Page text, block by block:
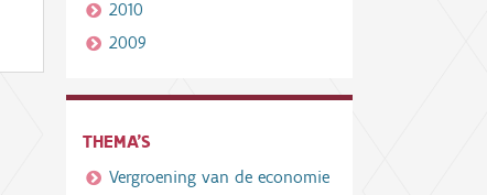
2010
2009
THEMA'S
Vergroening van de economie